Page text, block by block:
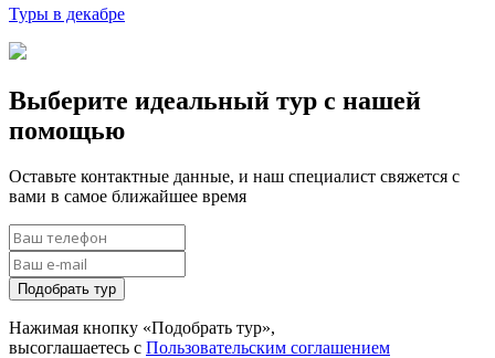
Туры в декабре
Выберите идеальный тур с нашей
помощью
Оставьте контактные данные, и наш специалист свяжется с
вами в самое ближайшее время
Подобрать тур
Нажимая кнопку «Подобрать тур»,
высоглашаетесь с Пользовательским соглашением